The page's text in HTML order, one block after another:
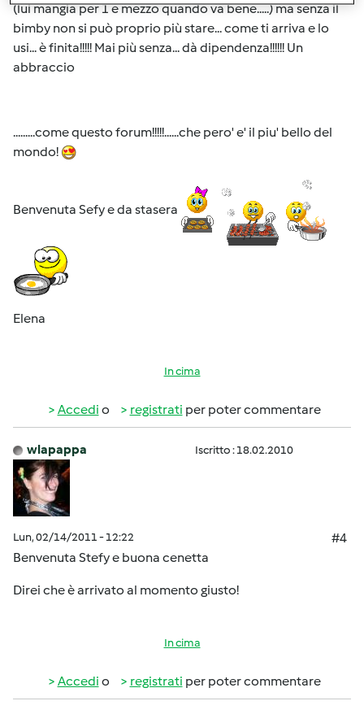
(lui mangia per 1 e mezzo quando va bene.....) ma senza il
bimby non si può proprio più stare... come ti arriva e lo
usi... è finita!!!!! Mai più senza... dà dipendenza!!!!!! Un
abbraccio
.........come questo forum!!!!!......che pero' e' il piu' bello del
mondo!
Benvenuta Sefy e da stasera
Elena
In cima
Accedi o registrati per poter commentare
wlapappa Iscritto : 18.02.2010
Lun, 02/14/2011 - 12:22
#4
Benvenuta Stefy e buona cenetta
Direi che è arrivato al momento giusto!
In cima
Accedi o registrati per poter commentare